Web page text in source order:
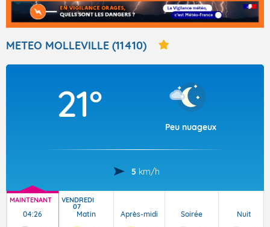
TOUS LES RÉSULTATS
Articles
METEO MOLLEVILLE (11410)
21°
Peu nuageux
5 km/h
MAINTENANT
04:26
VENDREDI
07
Matin Après-midi Soirée Nuit